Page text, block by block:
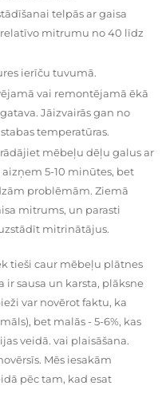
telpās ar gaisa
relatīvo mitrumu no 40 līdz
ierīču tuvumā.
vai remontējamā ēkā
Jāizvairās gan no
temperatūras.
mēbeļu dēļu galus ar
5-10 minūtes, bet
problēmām. Ziemā
mitrums, un parasti
mitrinātājus.
tieši caur mēbeļu plātnes
ir sausa un karsta, plāksne
var novērot faktu, ka
bet malās - 5-6%, kas
veidā. vai plaisāšana.
Mēs iesakām
pēc tam, kad esat